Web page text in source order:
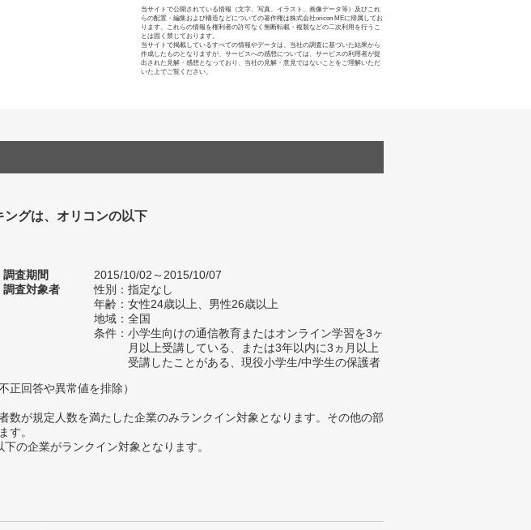
当サイトで公開されている情報（文字、写真、イラスト、画像データ等）及びこれ
らの配置・編集および構造などについての著作権は株式会社oricon MEに帰属してお
ります。これらの情報を権利者の許可なく無断転載・複製などの二次利用を行うこ
とは固く禁じております。
当サイトで掲載しているすべての情報やデータは、当社の調査に基づいた結果から
作成したものとなりますが、サービスへの感想については、サービスの利用者が提
出された見解・感想となっており、当社の見解・意見ではないことをご理解いただ
いた上でご覧ください。
グは、オリコンの以下
調査期間
2015/10/02～2015/10/07
調査対象者
性別：指定なし
年齢：女性24歳以上、男性26歳以上
地域：全国
条件：小学生向けの通信教育またはオンライン学習を3ヶ
月以上受講している、または3年以内に3ヵ月以上
受講したことがある、現役小学生/中学生の保護者
回答や異常値を排除）
が規定人数を満たした企業のみランクイン対象となります。その他の部
す。
の企業がランクイン対象となります。